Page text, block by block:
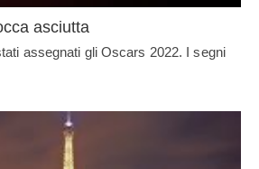
asciutta
assegnati gli Oscars 2022. I segni